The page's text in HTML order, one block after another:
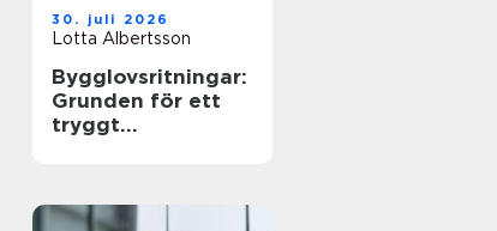
30. juli 2026
Lotta Albertsson
Bygglovsritningar:
Grunden för ett
tryggt